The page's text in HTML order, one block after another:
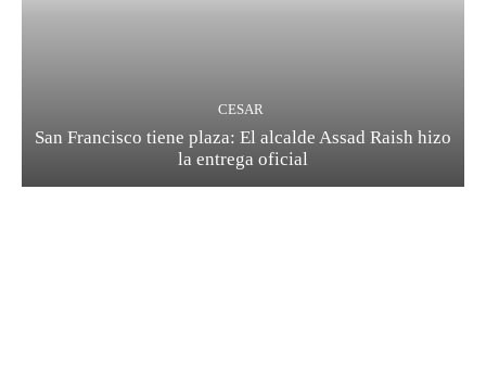
CESAR
San Francisco tiene plaza: El alcalde Assad Raish hizo
la entrega oficial